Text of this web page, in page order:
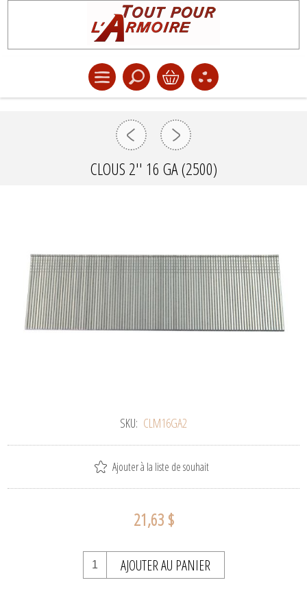
CLOUS 2'' 16 GA (2500)
SKU: CLM16GA2
Ajouter à la liste de souhait
21,63 $
AJOUTER AU PANIER